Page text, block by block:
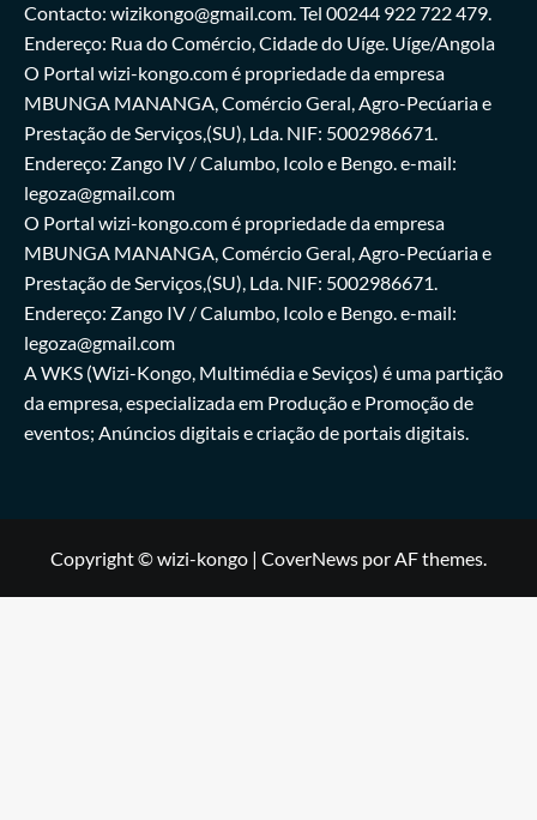
Contacto: wizikongo@gmail.com. Tel 00244 922 722 479.
Endereço: Rua do Comércio, Cidade do Uíge. Uíge/Angola
O Portal wizi-kongo.com é propriedade da empresa
MBUNGA MANANGA, Comércio Geral, Agro-Pecúaria e
Prestação de Serviços,(SU), Lda. NIF: 5002986671.
Endereço: Zango IV / Calumbo, Icolo e Bengo. e-mail:
legoza@gmail.com
O Portal wizi-kongo.com é propriedade da empresa
MBUNGA MANANGA, Comércio Geral, Agro-Pecúaria e
Prestação de Serviços,(SU), Lda. NIF: 5002986671.
Endereço: Zango IV / Calumbo, Icolo e Bengo. e-mail:
legoza@gmail.com
A WKS (Wizi-Kongo, Multimédia e Seviços) é uma partição
da empresa, especializada em Produção e Promoção de
eventos; Anúncios digitais e criação de portais digitais.
Copyright © wizi-kongo | CoverNews por AF themes.